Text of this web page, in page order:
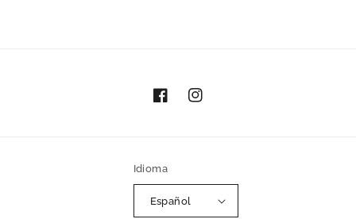
FacebookInstagram
Idioma
Español